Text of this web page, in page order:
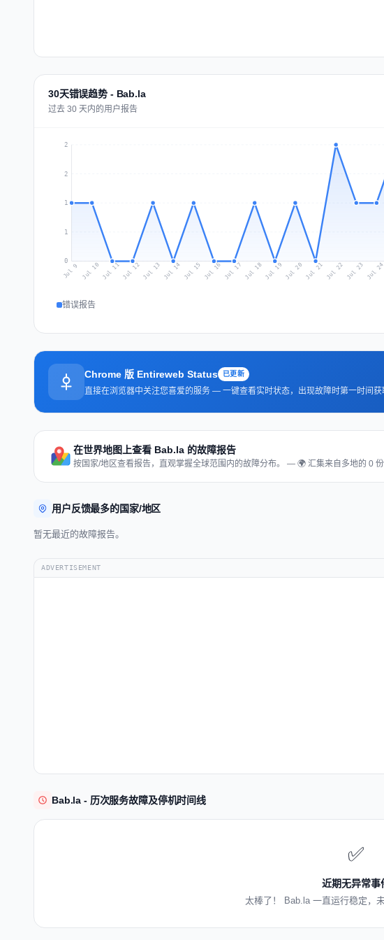
30天错误趋势 - Bab.la
过去 30 天内的用户报告
0
1
1
2
2
Jul 9 Jul 10 Jul 11Jul 12Jul 13 Jul 14 Jul 15 Jul 16 Jul 17 Jul 18Jul 19 Jul 20 Jul 21 Jul 22 Jul 23 Jul 24
错误报告
Chrome 版 Entireweb Status 已更新
直接在浏览器中关注您喜爱的服务 — 一键查看实时状态，出现故障时第一时间获
在世界地图上查看 Bab.la 的故障报告
按国家/地区查看报告，直观掌握全球范围内的故障分布。 — 🌍 汇集来自多地的 0
用户反馈最多的国家/地区
暂无最近的故障报告。
ADVERTISEMENT
Bab.la - 历次服务故障及停机时间线
✅
近期无异常事
太棒了！ Bab.la 一直运行稳定，